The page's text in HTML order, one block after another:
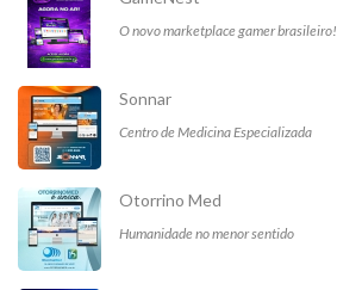
O novo marketplace gamer brasileiro!
Sonnar
Centro de Medicina Especializada
Otorrino Med
Humanidade no menor sentido